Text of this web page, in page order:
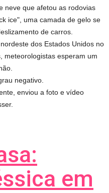
neve que afetou as rodovias
ice", uma camada de gelo se
de carros.
dos Estados Unidos no
meteorologistas esperam um
negativo.
enviou a foto e vídeo
em